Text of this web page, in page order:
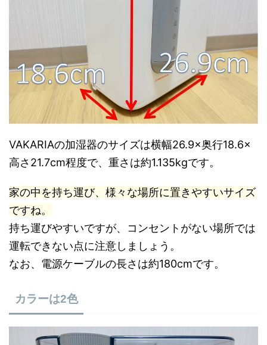
VAKARIAの加湿器のサイズは横幅26.9×奥行18.6×
高さ21.7cm程度で、重さは約1.135kgです。
家の中を持ち運び、様々な場所に置きやすいサイズ
ですね。
持ち運びやすいですが、コンセントがない場所では
運転できない点に注意しましょう。
なお、電源ケーブルの長さは約180cmです。
カラーは2色